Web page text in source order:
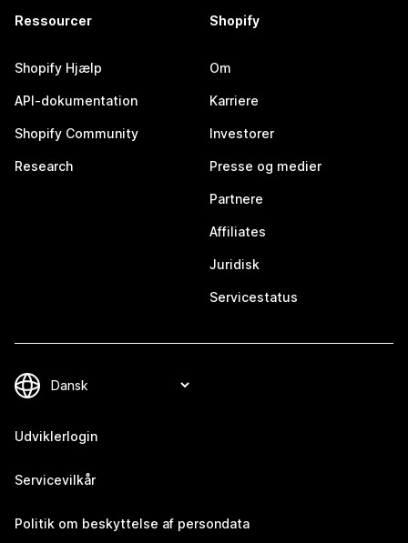
Ressourcer
Shopify Hjælp
API-dokumentation
Shopify Community
Research
Shopify
Om
Karriere
Investorer
Presse og medier
Partnere
Affiliates
Juridisk
Servicestatus
Udviklerlogin
Servicevilkår
Politik om beskyttelse af persondata